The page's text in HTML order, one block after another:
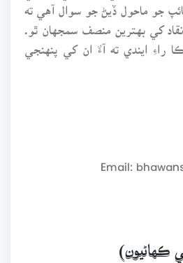
جو ماحول ڏيڻ جو سوال آهي ته
کي بهترين منصف سمجهان ٿو.
راءِ ايندي ته آءٌ ان کي پنهنجي
Email:
ڪهاڻيون)